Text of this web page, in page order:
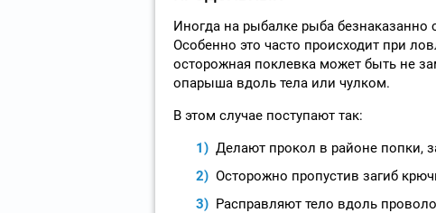
Иногда на рыбалке рыба безнаказанно
Особенно это часто происходит при
осторожная поклевка может быть не
опарыша вдоль тела или чулком.
В этом случае поступают так:
Делают прокол в районе попки,
Осторожно пропустив загиб
Расправляют тело вдоль